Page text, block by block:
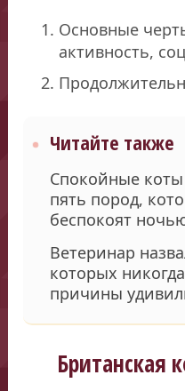
Основные
активность,
Читайте также
Спокойные
пять пород,
беспокоят
Ветеринар
которых
причины
Британская